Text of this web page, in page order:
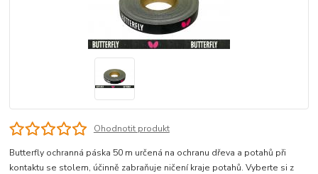
Ohodnotit produkt
Butterfly ochranná páska 50 m určená na ochranu dřeva a potahů při
kontaktu se stolem, účinně zabraňuje ničení kraje potahů. Vyberte si z